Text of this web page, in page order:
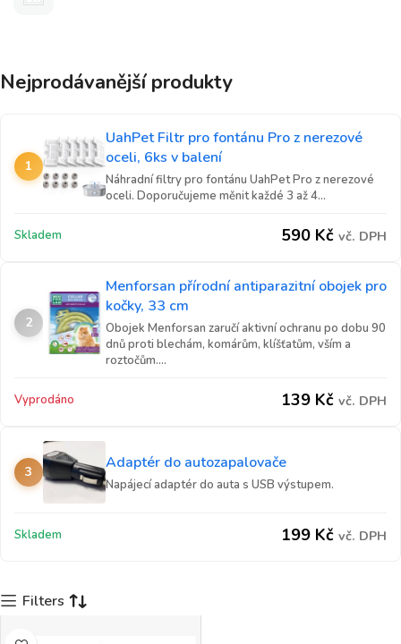
Nejprodávanější produkty
1
UahPet Filtr pro fontánu Pro z nerezové
oceli, 6ks v balení
Náhradní filtry pro fontánu UahPet Pro z nerezové
oceli. Doporučujeme měnit každé 3 až 4...
Skladem 590 Kč vč. DPH
2
Menforsan přírodní antiparazitní obojek pro
kočky, 33 cm
Obojek Menforsan zaručí aktivní ochranu po dobu 90
dnů proti blechám, komárům, klíšťatům, vším a
roztočům....
Vyprodáno 139 Kč vč. DPH
3 Adaptér do autozapalovače
Napájecí adaptér do auta s USB výstupem.
Skladem 199 Kč vč. DPH
Filters